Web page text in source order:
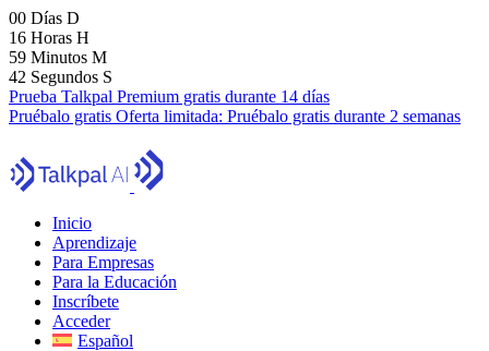
00 Días D
16 Horas H
59 Minutos M
41 Segundos S
Prueba Talkpal Premium gratis durante 14 días
Pruébalo gratis Oferta limitada: Pruébalo gratis durante 2 semanas
Inicio
Aprendizaje
Para Empresas
Para la Educación
Inscríbete
Acceder
Español